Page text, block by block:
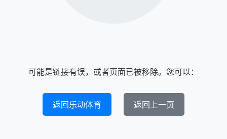
可能是链接有误，或者页面已被移除。您可以：
返回乐动体育 返回上一页